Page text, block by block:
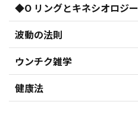
◆O リングとキネシオロジー
波動の法則
ウンチク雑学
健康法